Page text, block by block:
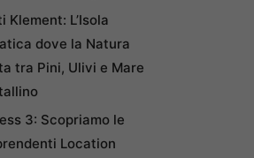
Klement: L’Isola
dove la Natura
tra Pini, Ulivi e Mare
3: Scopriamo le
Location